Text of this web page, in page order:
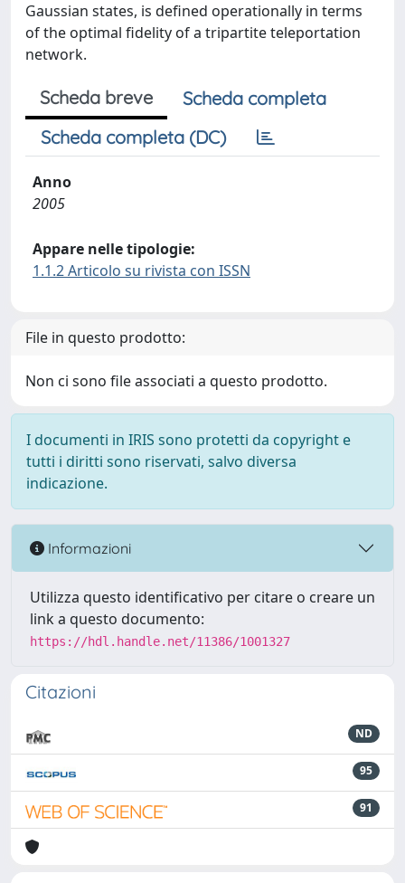
Gaussian states, is defined operationally in terms
of the optimal fidelity of a tripartite teleportation
network.
Scheda breve
Scheda completa
Scheda completa (DC)
Anno
2005
Appare nelle tipologie:
1.1.2 Articolo su rivista con ISSN
File in questo prodotto:
Non ci sono file associati a questo prodotto.
I documenti in IRIS sono protetti da copyright e
tutti i diritti sono riservati, salvo diversa
indicazione.
Informazioni
Utilizza questo identificativo per citare o creare un
link a questo documento:
https://hdl.handle.net/11386/1001327
Citazioni
ND
95
91